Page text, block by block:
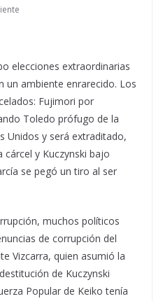
elecciones extraordinarias
un ambiente enrarecido. Los
Fujimori por
Toledo prófugo de la
Unidos y será extraditado,
y Kuczynski bajo
se pegó un tiro al ser
muchos políticos
de corrupción del
Vizcarra, quien asumió la
de Kuczynski
Popular de Keiko tenía